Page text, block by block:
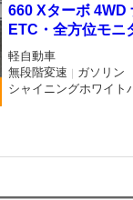
660 Xターボ 4WD
ETC・全方位モニ
軽自動車
無段階変速 ｜ ガソリン
シャイニングホワイト